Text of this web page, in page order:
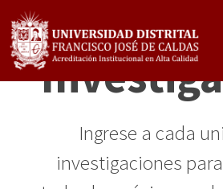
Pasar
al
contenido
principal
Páginas
Ingrese a cada
investigaciones